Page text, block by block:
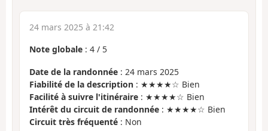
24 mars 2025 à 21:42
Note globale : 4 / 5
Date de la randonnée : 24 mars 2025
Fiabilité de la description : ★★★★☆ Bien
Facilité à suivre l'itinéraire : ★★★★☆ Bien
Intérêt du circuit de randonnée : ★★★★☆ Bien
Circuit très fréquenté : Non